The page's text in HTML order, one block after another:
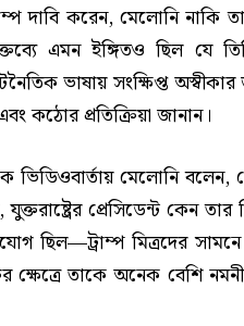
দাবি করেন, মেলোনি নাকি
এমন ইঙ্গিতও ছিল যে
ভাষায় সংক্ষিপ্ত অস্বীকার
কঠোর প্রতিক্রিয়া জানান।
মেলোনি বলেন,
প্রেসিডেন্ট কেন তার
ছিল—ট্রাম্প মিত্রদের
ক্ষেত্রে তাকে অনেক বেশি